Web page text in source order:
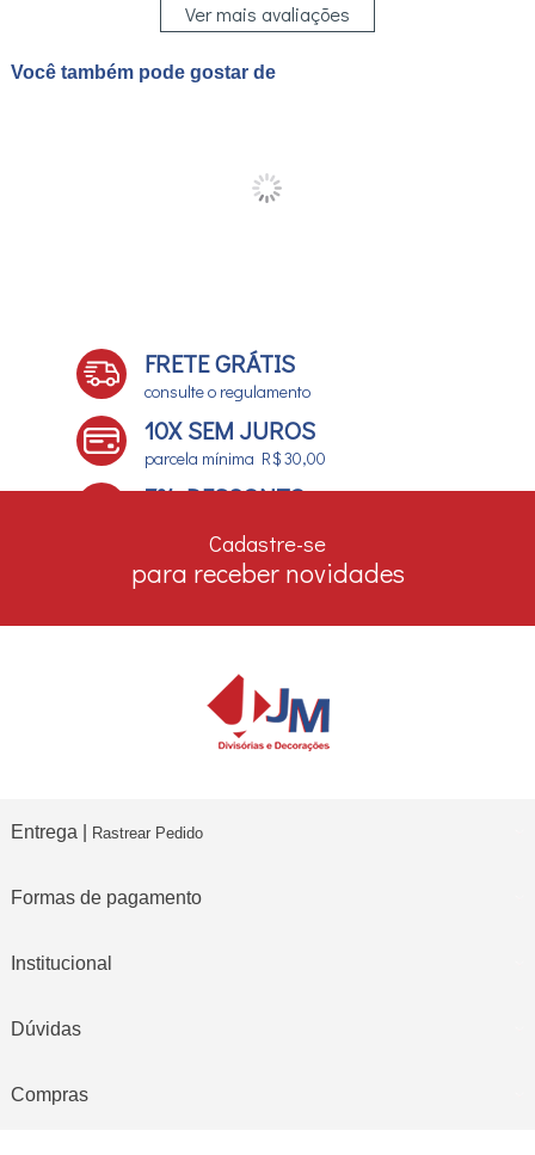
Ver mais avaliações
Você também pode gostar de
FRETE GRÁTIS
consulte o regulamento
10X SEM JUROS
parcela mínima R$ 30,00
7% DESCONTO
Cadastre-se
para receber novidades
Entrega | Rastrear Pedido
Formas de pagamento
Institucional
Dúvidas
Compras